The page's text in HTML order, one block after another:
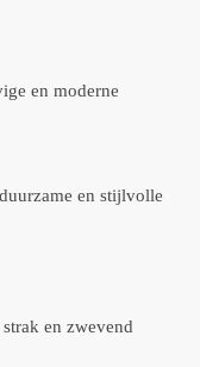
en moderne
en stijlvolle
en zwevend